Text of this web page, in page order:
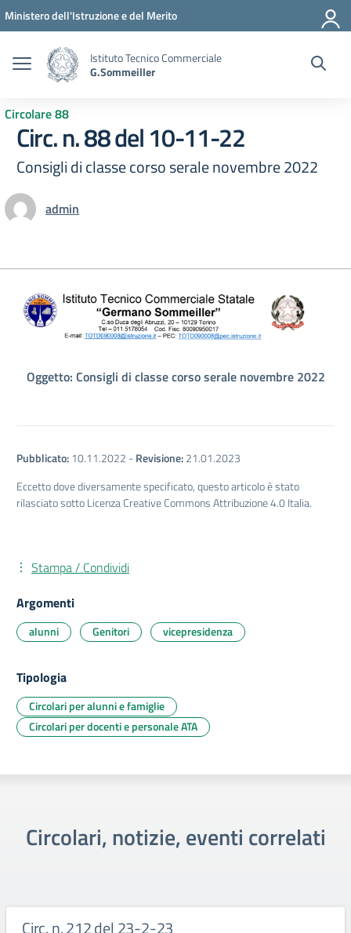
Vai ai contenuti
Vai al menu di navigazione
Vai al footer
Ministero dell'Istruzione e del Merito
Istituto Tecnico Commerciale
G.Sommeiller
Circolare 88
Circ. n. 88 del 10-11-22
Consigli di classe corso serale novembre 2022
admin
Oggetto: Consigli di classe corso serale novembre 2022
Pubblicato:10.11.2022 -Revisione:21.01.2023
Eccetto dove diversamente specificato, questo articolo è stato
rilasciato sotto Licenza Creative Commons Attribuzione 4.0 Italia.
Stampa / Condividi
Argomenti
alunni Genitori vicepresidenza
Tipologia
Circolari per alunni e famiglie
Circolari per docenti e personale ATA
Circolari, notizie, eventi correlati
Circ. n. 212 del 23-2-23